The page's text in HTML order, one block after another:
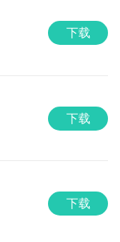
下载
下载
下载